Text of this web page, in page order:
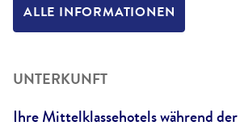
ALLE INFORMATIONEN
UNTERKUNFT
Ihre Mittelklassehotels während